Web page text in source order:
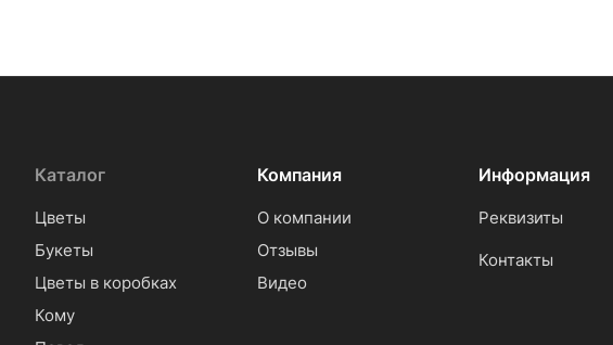
Каталог
Цветы
Букеты
Цветы в коробках
Кому
Компания
О компании
Отзывы
Видео
Информация
Реквизиты
Контакты